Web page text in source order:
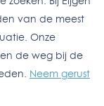
van de meest
Onze
de weg bij de
Neem gerust